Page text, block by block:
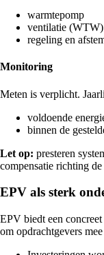
warmtepomp
ventilatie (WTW)
regeling en
Monitoring
Meten is verplicht.
voldoende
binnen de
Let op: presteren
compensatie richting de
EPV als sterk
EPV biedt een
om opdrachtgevers